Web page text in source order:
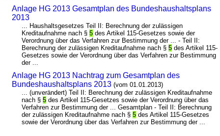
Anlage HG 2013 Gesamtplan des Bundeshaushaltsplans
2013
... Haushaltsgesetzes Teil II: Berechnung der zulässigen
Kreditaufnahme nach §5 des Artikel 115-Gesetzes sowie der
Verordnung über das Verfahren zur Bestimmung der ... - Teil II:
Berechnung der zulässigen Kreditaufnahme nach §5 des Artikel 115-
Gesetzes sowie der Verordnung über das Verfahren zur Bestimmung
der ...
Anlage HG 2013 Nachtrag zum Gesamtplan des
Bundeshaushaltsplans 2013 (vom 01.01.2013)
... (unverändert) Teil II: Berechnung der zulässigen Kreditaufnahme
nach §5 des Artikel 115-Gesetzes sowie der Verordnung über das
Verfahren zur Bestimmung der ... Gesamtplan - Teil II: Berechnung
der zulässigen Kreditaufnahme nach §5 des Artikel 115-Gesetzes
sowie der Verordnung über das Verfahren zur Bestimmung der ...